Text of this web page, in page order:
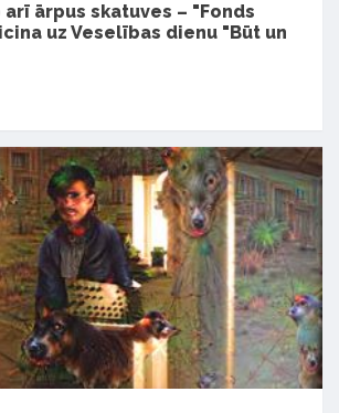
arī ārpus skatuves – "Fonds
uz Veselības dienu "Būt un